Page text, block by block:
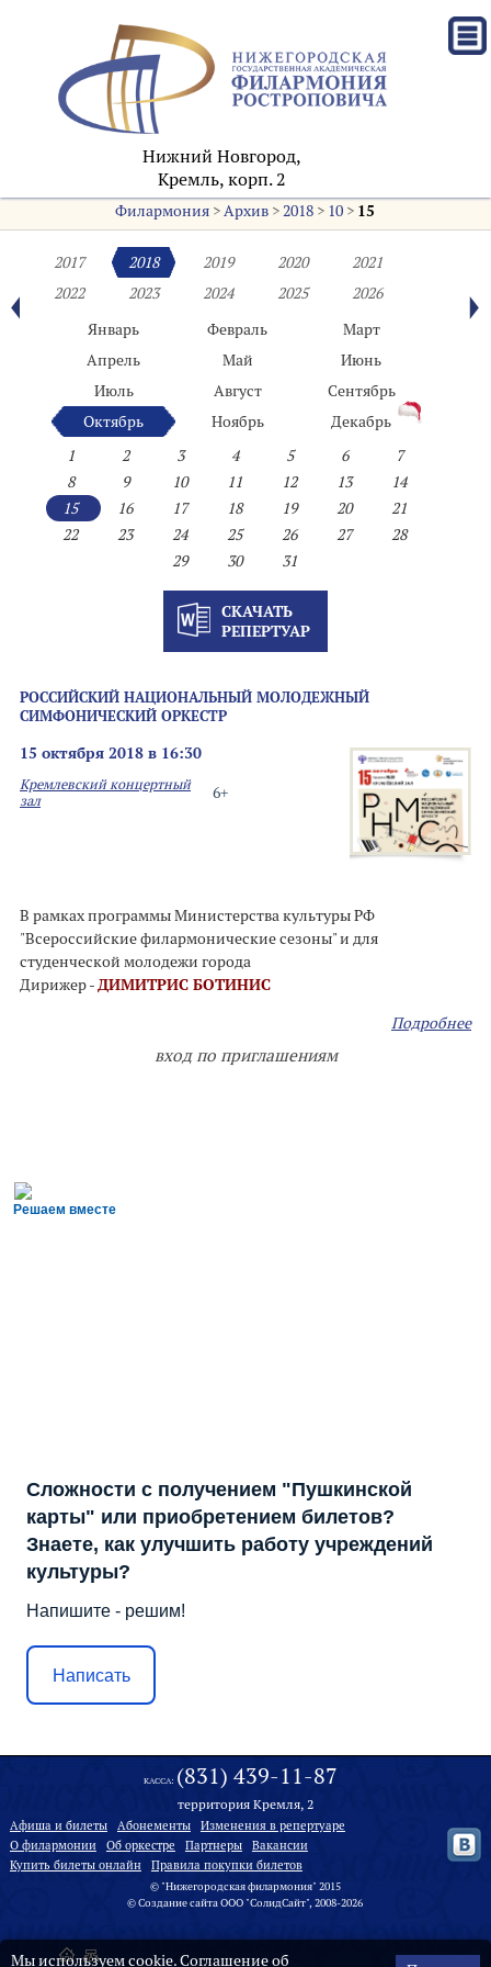
Нижний Новгород,
Кремль, корп. 2
Филармония >Архив >2018 > 10 > 15
2017 2018 2019 2020
2021
2022
2023 2024 2025
2026
Январь
Февраль
Март
Апрель
Май
Июнь
Июль
Август
Сентябрь
Октябрь
Ноябрь
Декабрь
1
2 3 4 5 6
7
8
9 10 11 12 13
14
15
16 17 18 19 20
21
22
23 24 25 26 27
28
29
30 31
СКАЧАТЬ
РЕПЕРТУАР
РОССИЙСКИЙ НАЦИОНАЛЬНЫЙ МОЛОДЕЖНЫЙ
СИМФОНИЧЕСКИЙ ОРКЕСТР
15 октября 2018 в 16:30
6+
Кремлевский концертный
зал
В рамках программы Министерства культуры РФ
"Всероссийские филармонические сезоны" и для
студенческой молодежи города
Дирижер -ДИМИТРИС БОТИНИС
Подробнее
вход по приглашениям
Решаем вместе
Сложности с получением "Пушкинской
карты" или приобретением билетов?
Знаете, как улучшить работу учреждений
культуры?
Напишите - решим!
Написать
КАССА: (831) 439-11-87
территория Кремля, 2
Афиша и билеты Абонементы
Изменения в репертуаре
О филармонии
Oб оркестре Партнеры
Вакансии
Купить билеты онлайн
Правила покупки билетов
© "Нижегородская филармония" 2015
©Создание сайтаООО "СолидСайт", 2008-2026
Мы используем cookie.Соглашение об